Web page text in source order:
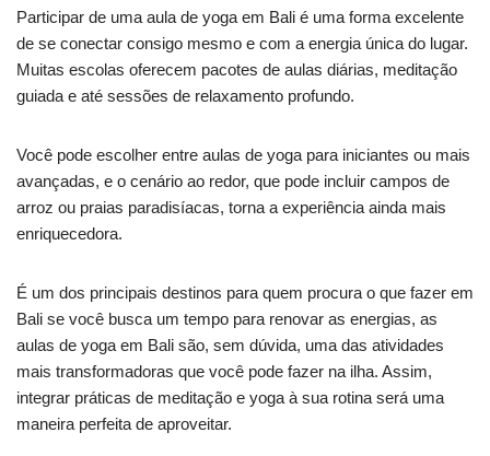
Participar de uma aula de yoga em Bali é uma forma excelente
de se conectar consigo mesmo e com a energia única do lugar.
Muitas escolas oferecem pacotes de aulas diárias, meditação
guiada e até sessões de relaxamento profundo.
Você pode escolher entre aulas de yoga para iniciantes ou mais
avançadas, e o cenário ao redor, que pode incluir campos de
arroz ou praias paradisíacas, torna a experiência ainda mais
enriquecedora.
É um dos principais destinos para quem procura o que fazer em
Bali se você busca um tempo para renovar as energias, as
aulas de yoga em Bali são, sem dúvida, uma das atividades
mais transformadoras que você pode fazer na ilha. Assim,
integrar práticas de meditação e yoga à sua rotina será uma
maneira perfeita de aproveitar.